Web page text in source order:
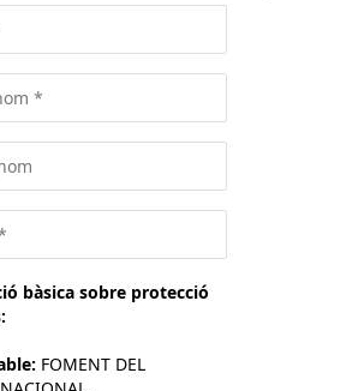
bàsica sobre protecció
FOMENT DEL